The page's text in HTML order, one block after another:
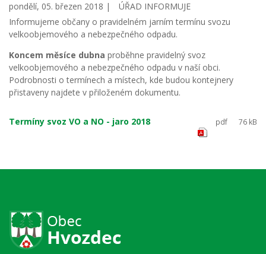
pondělí, 05. březen 2018 |
ÚŘAD INFORMUJE
Informujeme občany o pravidelném jarním termínu svozu
velkoobjemového a nebezpečného odpadu.
Koncem měsíce dubna proběhne pravidelný svoz
velkoobjemového a nebezpečného odpadu v naší obci.
Podrobnosti o termínech a místech, kde budou kontejnery
přistaveny najdete v přiloženém dokumentu.
Termíny svoz VO a NO - jaro 2018 pdf 76 kB